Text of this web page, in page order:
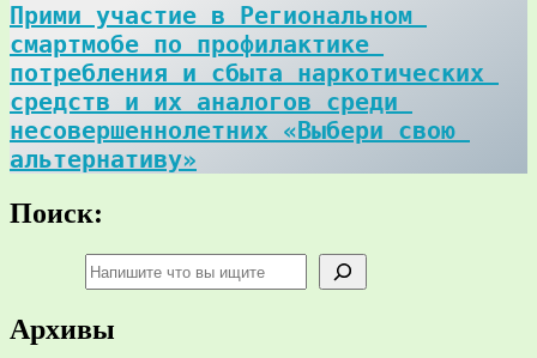
Прими участие в Региональном
смартмобе по профилактике
потребления и сбыта наркотических
средств и их аналогов среди
несовершеннолетних «Выбери свою
альтернативу»
Поиск:
Архивы